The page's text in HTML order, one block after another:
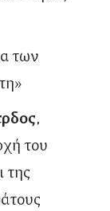
των
,
του
της